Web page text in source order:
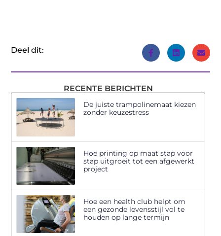
Deel dit:
RECENTE BERICHTEN
De juiste trampolinemaat kiezen
zonder keuzestress
Hoe printing op maat stap voor
stap uitgroeit tot een afgewerkt
project
Hoe een health club helpt om
een gezonde levensstijl vol te
houden op lange termijn